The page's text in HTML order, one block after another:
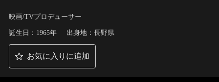
映画/TVプロデューサー
誕生日：1965年 出身地：長野県
お気に入りに追加